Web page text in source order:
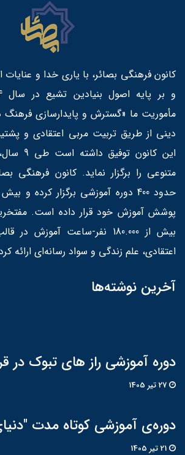
کانون فرهنگی بصائر، با یاری خدا و عنایات
مأموریت ما «گسترش و پایدارسازی فرهنگ
دینی از طریق تربیت مربی اعتقادی و
این
متنوعی را برگزار نماید. کانون فرهنگی
پوشش آموزش خود قرار داده است.
بیش از 180.000 نفر-ساعت آموزش
اعتقادی، علم زندگی و سواد رسانه‌ای ارائه
آخرین نوشته‌ها
دوره آموزشی راز های تبوک در
دوره‌ی آموزشی کوتاه مدت